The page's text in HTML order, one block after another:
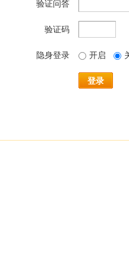
验证问答
验证码
隐身登录 开启
登录